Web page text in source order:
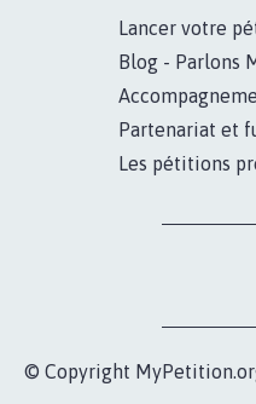
Lancer votre
Blog - Parlons
Partenariat et
Les pétitions
© Copyright